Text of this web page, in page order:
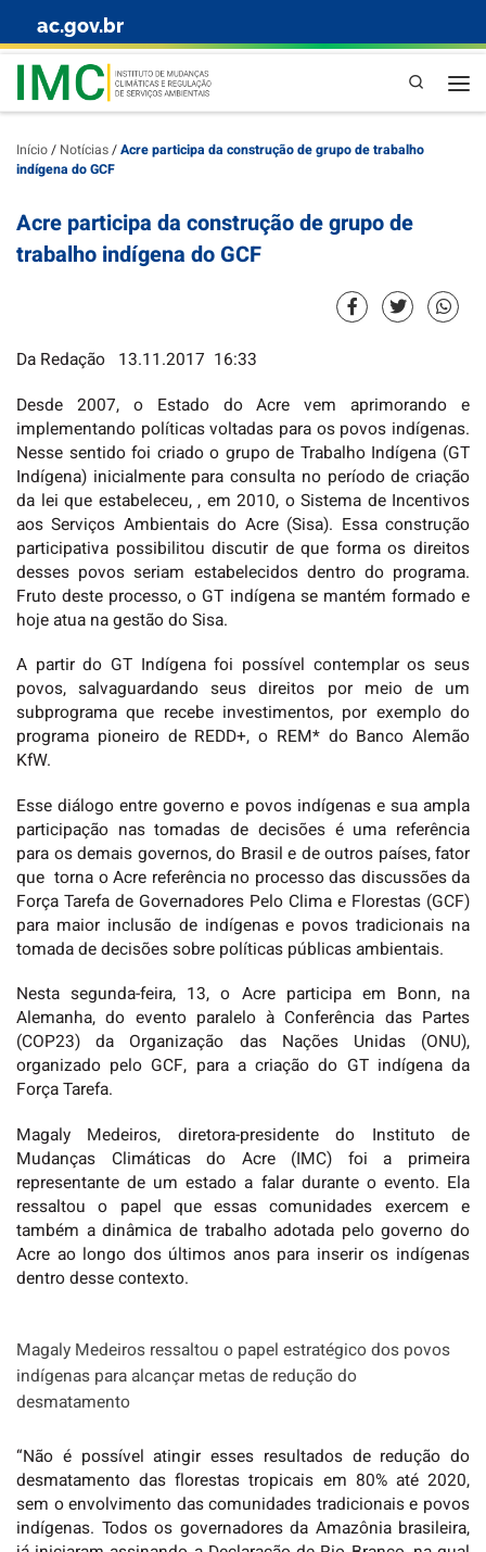
Skip to content
ac.gov.br
Pesquisa
Início/ Notícias/Acre participa da construção de grupo de trabalho
indígena do GCF
Acre participa da construção de grupo de
trabalho indígena do GCF
Da Redação 13.11.2017 16:33
Desde 2007, o Estado do Acre vem aprimorando e
implementando políticas voltadas para os povos indígenas.
Nesse sentido foi criado o grupo de Trabalho Indígena (GT
Indígena) inicialmente para consulta no período de criação
da lei que estabeleceu, , em 2010, o Sistema de Incentivos
aos Serviços Ambientais do Acre (Sisa). Essa construção
participativa possibilitou discutir de que forma os direitos
desses povos seriam estabelecidos dentro do programa.
Fruto deste processo, o GT indígena se mantém formado e
hoje atua na gestão do Sisa.
A partir do GT Indígena foi possível contemplar os seus
povos, salvaguardando seus direitos por meio de um
subprograma que recebe investimentos, por exemplo do
programa pioneiro de REDD+, o REM* do Banco Alemão
KfW.
Esse diálogo entre governo e povos indígenas e sua ampla
participação nas tomadas de decisões é uma referência
para os demais governos, do Brasil e de outros países, fator
que torna o Acre referência no processo das discussões da
Força Tarefa de Governadores Pelo Clima e Florestas (GCF)
para maior inclusão de indígenas e povos tradicionais na
tomada de decisões sobre políticas públicas ambientais.
Nesta segunda-feira, 13, o Acre participa em Bonn, na
Alemanha, do evento paralelo à Conferência das Partes
(COP23) da Organização das Nações Unidas (ONU),
organizado pelo GCF, para a criação do GT indígena da
Força Tarefa.
Magaly Medeiros, diretora-presidente do Instituto de
Mudanças Climáticas do Acre (IMC) foi a primeira
representante de um estado a falar durante o evento. Ela
ressaltou o papel que essas comunidades exercem e
também a dinâmica de trabalho adotada pelo governo do
Acre ao longo dos últimos anos para inserir os indígenas
dentro desse contexto.
Magaly Medeiros ressaltou o papel estratégico dos povos
indígenas para alcançar metas de redução do
desmatamento
“Não é possível atingir esses resultados de redução do
desmatamento das florestas tropicais em 80% até 2020,
sem o envolvimento das comunidades tradicionais e povos
indígenas. Todos os governadores da Amazônia brasileira,